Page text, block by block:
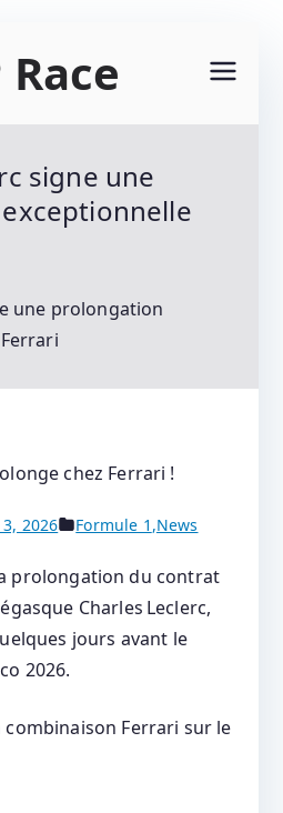
Race
Du Motocyclisme.
signe une
une prolongation
3, 2026 Formule 1 ,News
prolongation du contrat
Charles Leclerc,
jours avant le
2026.